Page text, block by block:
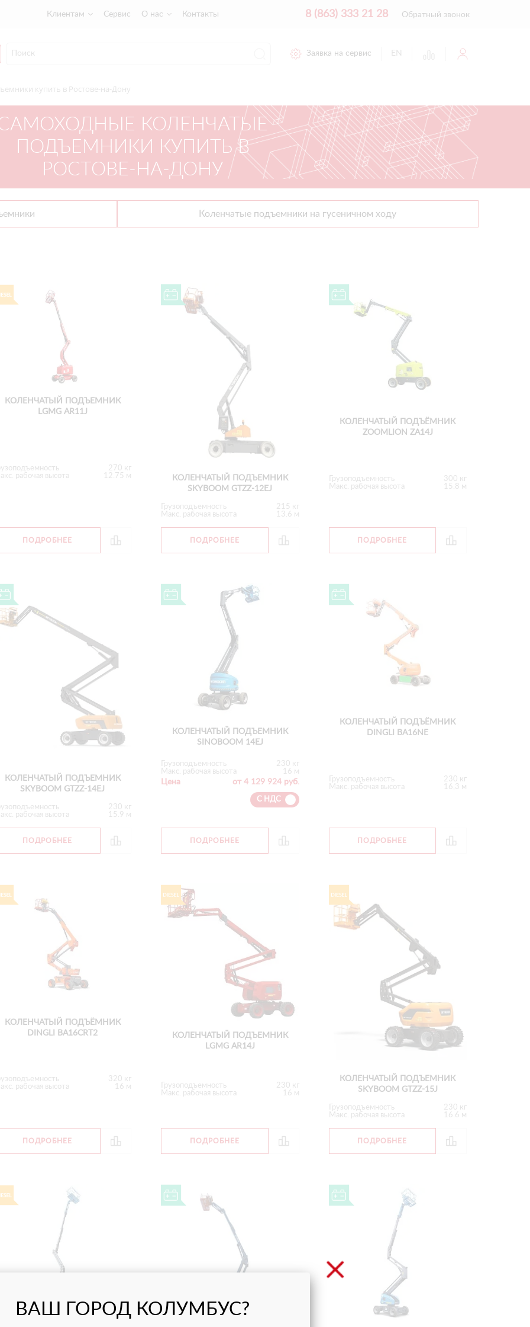
Клиентам Сервис О нас Контакты 8 (863) 333 21 28 Обратный звонок
Заявка на сервис EN
купить в Ростове-на-Дону
КОЛЕНЧАТЫЕ
ПОДЪЕМНИКИ КУПИТЬ В
РОСТОВЕ-НА-ДОНУ
Коленчатые подъемники на гусеничном ходу
КОЛЕНЧАТЫЙ ПОДЪЕМНИК
LGMG AR11J
270 кг
рабочая высота
12.75 м
ПОДРОБНЕЕ
КОЛЕНЧАТЫЙ ПОДЪЕМНИК
SKYBOOM GTZZ-12EJ
Грузоподъемность
215 кг
Макс. рабочая высота
13.6 м
ПОДРОБНЕЕ
КОЛЕНЧАТЫЙ ПОДЪЁМНИК
ZOOMLION ZA14J
Грузоподъемность
300 кг
Макс. рабочая высота
15.8 м
ПОДРОБНЕЕ
КОЛЕНЧАТЫЙ ПОДЪЕМНИК
SKYBOOM GTZZ-14EJ
230 кг
рабочая высота
15.9 м
ПОДРОБНЕЕ
КОЛЕНЧАТЫЙ ПОДЪЕМНИК
SINOBOOM 14EJ
Грузоподъемность
230 кг
Макс. рабочая высота
16 м
Цена от 4 129 924 руб.
С НДС
ПОДРОБНЕЕ
КОЛЕНЧАТЫЙ ПОДЪЁМНИК
DINGLI BA16NE
Грузоподъемность
230 кг
Макс. рабочая высота
16,3 м
ПОДРОБНЕЕ
КОЛЕНЧАТЫЙ ПОДЪЁМНИК
DINGLI BA16CRT2
320 кг
рабочая высота
16 м
ПОДРОБНЕЕ
КОЛЕНЧАТЫЙ ПОДЪЕМНИК
LGMG AR14J
Грузоподъемность
230 кг
Макс. рабочая высота
16 м
ПОДРОБНЕЕ
КОЛЕНЧАТЫЙ ПОДЪЕМНИК
SKYBOOM GTZZ-15J
Грузоподъемность
230 кг
Макс. рабочая высота
16.6 м
ПОДРОБНЕЕ
ВАШ ГОРОД КОЛУМБУС?